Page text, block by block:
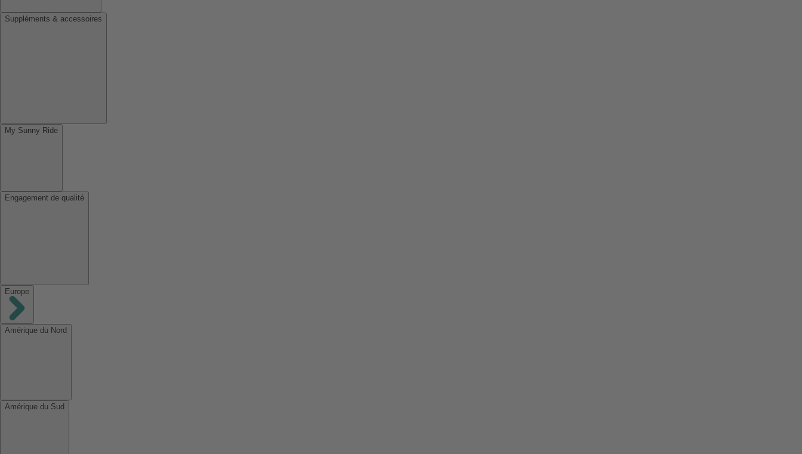
Suppléments & accessoires
My Sunny Ride
Engagement de qualité
Europe
Amérique du Nord
Amérique du Sud